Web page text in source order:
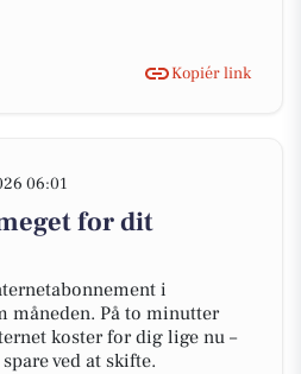
Kopiér link
06:01
for dit
i
måneden. På to minutter
koster for dig lige nu –
ved at skifte.